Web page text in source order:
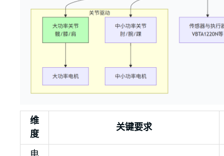
维
度
关键要求
电